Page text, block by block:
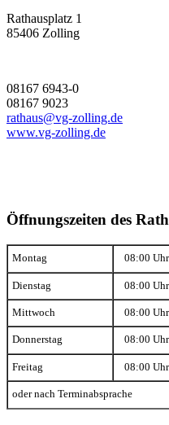
Rathausplatz 1
85406 Zolling
08167 6943-0
08167 9023
rathaus@vg-zolling.de
www.vg-zolling.de
Öffnungszeiten des
Montag 08:00
Dienstag 08:00
Mittwoch 08:00
Donnerstag 08:00
Freitag 08:00
oder nach Terminabsprache